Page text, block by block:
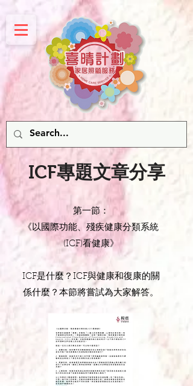
ICF專題文章分享
第一節：
《以國際功能、殘疾健康分類系統
(ICF)看健康》
ICF是什麼？ICF與健康和復康的關
係什麼？本節將嘗試為大家解答。